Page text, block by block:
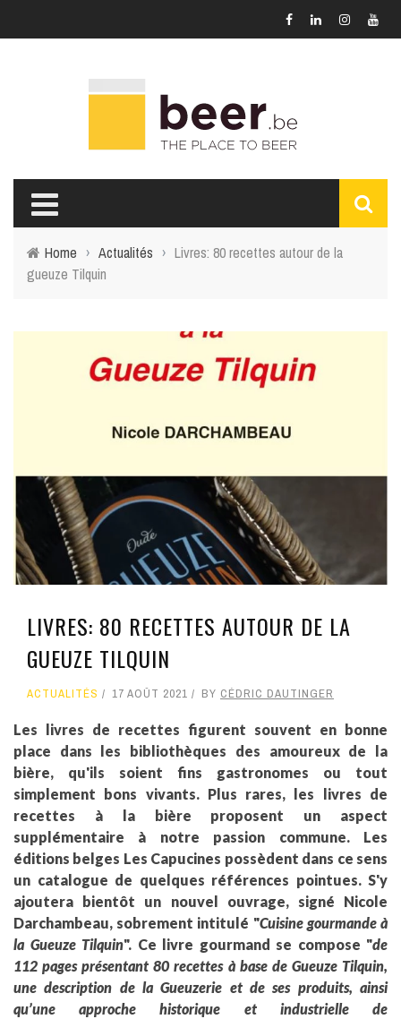
Home › Actualités › Livres: 80 recettes autour de la
gueuze Tilquin
LIVRES: 80 RECETTES AUTOUR DE LA
GUEUZE TILQUIN
ACTUALITÉS 17 AOÛT 2021 BY CÉDRIC DAUTINGER
Les livres de recettes figurent souvent en bonne
place dans les bibliothèques des amoureux de la
bière, qu'ils soient fins gastronomes ou tout
simplement bons vivants. Plus rares, les livres de
recettes à la bière proposent un aspect
supplémentaire à notre passion commune. Les
éditions belges Les Capucines possèdent dans ce sens
un catalogue de quelques références pointues. S'y
ajoutera bientôt un nouvel ouvrage, signé Nicole
Darchambeau, sobrement intitulé "Cuisine gourmande à
la Gueuze Tilquin". Ce livre gourmand se compose "de
112 pages présentant 80 recettes à base de Gueuze Tilquin,
une description de la Gueuzerie et de ses produits, ainsi
qu’une approche historique et industrielle de